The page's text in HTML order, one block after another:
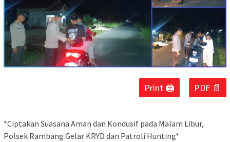
Print 🖨 PDF 📄
*Ciptakan Suasana Aman dan Kondusif pada Malam Libur,
Polsek Rambang Gelar KRYD dan Patroli Hunting*